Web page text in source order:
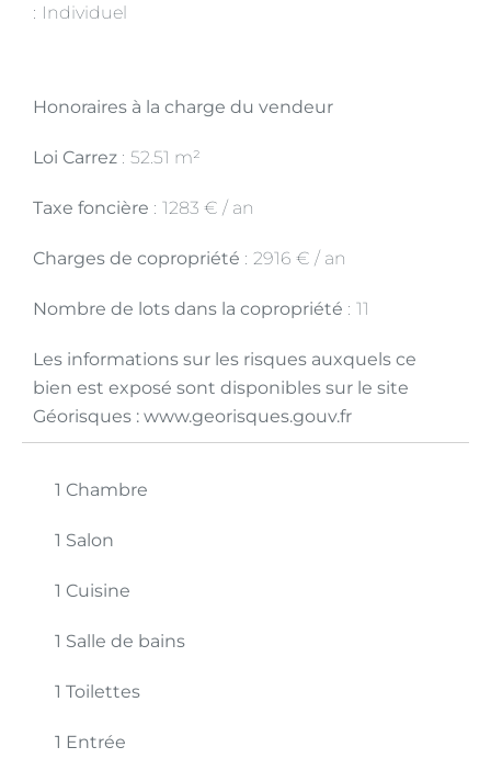
Individuel
Honoraires à la charge du vendeur
Loi Carrez 52.51 m²
Taxe foncière 1283 € / an
Charges de copropriété 2916 € / an
Nombre de lots dans la copropriété 11
Les informations sur les risques auxquels ce
bien est exposé sont disponibles sur le site
Géorisques : www.georisques.gouv.fr
1 Chambre
1 Salon
1 Cuisine
1 Salle de bains
1 Toilettes
1 Entrée